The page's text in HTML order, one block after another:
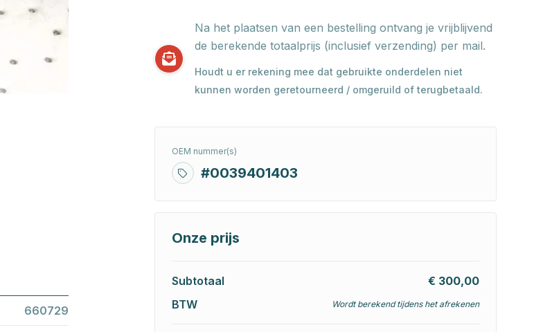
Na het plaatsen van een bestelling ontvang je vrijblijvend
de berekende totaalprijs (inclusief verzending) per mail.
Houdt u er rekening mee dat gebruikte onderdelen niet
kunnen worden geretourneerd / omgeruild of terugbetaald.
OEM nummer(s)
#0039401403
Onze prijs
Subtotaal
€ 300,00
BTW
Wordt berekend tijdens het afrekenen
660729